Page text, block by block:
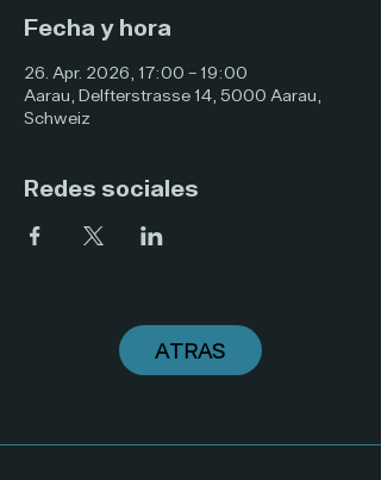
Fecha y hora
26. Apr. 2026, 17:00 – 19:00
Aarau, Delfterstrasse 14, 5000 Aarau,
Schweiz
Redes sociales
ATRAS